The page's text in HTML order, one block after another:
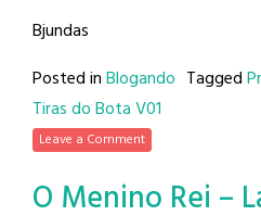
Bjundas
Posted inBlogando Tagged
Tiras do Bota V01
Leave a Comment
O Menino Rei –